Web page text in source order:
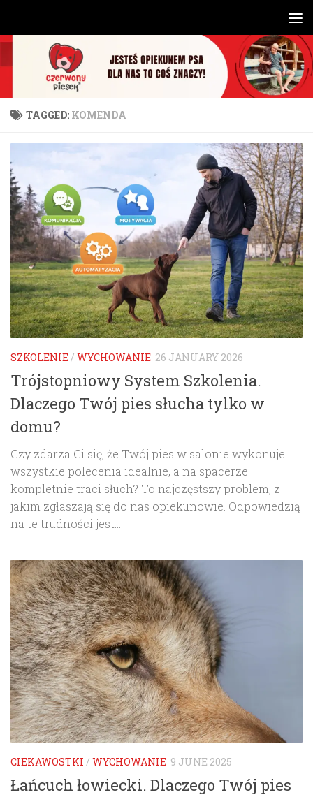
TAGGED: KOMENDA
SZKOLENIE / WYCHOWANIE 26 JANUARY 2026
Trójstopniowy System Szkolenia.
Dlaczego Twój pies słucha tylko w
domu?
Czy zdarza Ci się, że Twój pies w salonie wykonuje
wszystkie polecenia idealnie, a na spacerze
kompletnie traci słuch? To najczęstszy problem, z
jakim zgłaszają się do nas opiekunowie. Odpowiedzią
na te trudności jest...
CIEKAWOSTKI / WYCHOWANIE 9 JUNE 2025
Łańcuch łowiecki. Dlaczego Twój pies